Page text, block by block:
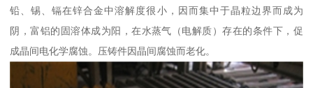
铅、锡、镉在锌合金中溶解度很小，因而集中于晶粒边界而成为
阴，富铝的固溶体成为阳，在水蒸气（电解质）存在的条件下，促
成晶间电化学腐蚀。压铸件因晶间腐蚀而老化。